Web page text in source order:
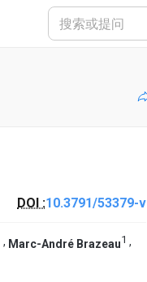
DOI :10.3791/53379-v
, Marc-André Brazeau1 ,